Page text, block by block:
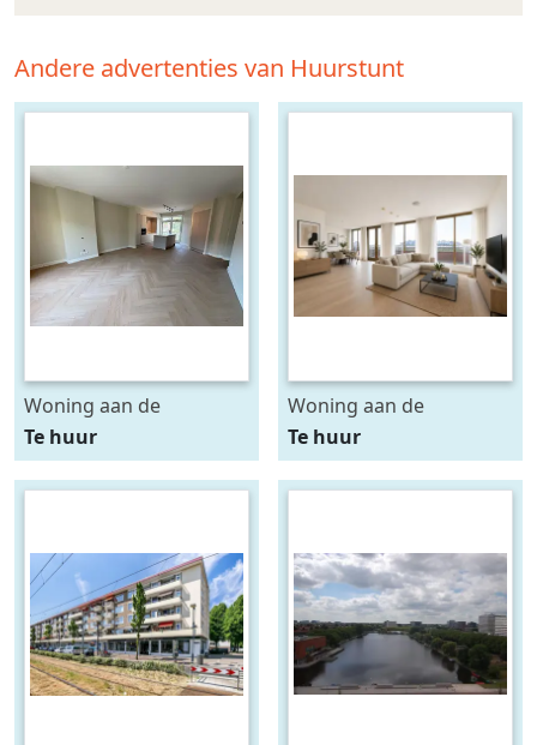
Andere advertenties van Huurstunt
Woning aan de
Breughelstraat te
Amsterdam
Te huur
Woning aan de
Carnegielaan te Den
Haag
Te huur